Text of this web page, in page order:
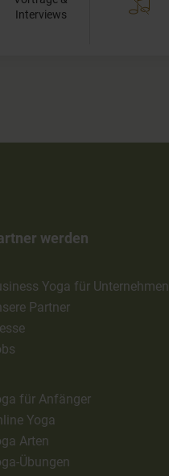
Interviews
werden
Yoga für Unternehmen
Partner
für Anfänger
Yoga
Arten
Übungen